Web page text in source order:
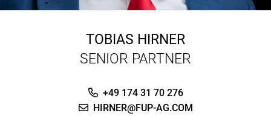
TOBIAS HIRNER
SENIOR PARTNER
+49 174 31 70 276
HIRNER@FUP-AG.COM